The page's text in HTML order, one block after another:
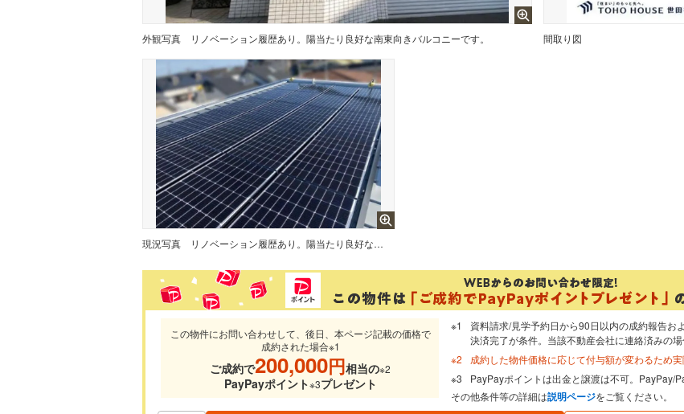
外観写真 リノベーション履歴あり。陽当たり良好な南東向きバルコニーです。 間取り図
現況写真 リノベーション履歴あり。陽当たり良好な南東向きバルコニーです。
この物件にお問い合わせして、後日、本ページ記載の価格で
成約された場合※1
ご成約で200,000円相当の※2
PayPayポイント※3プレゼント
資料請求/見学予約日から90日以内の成約報告
決済完了が条件。当該不動産会社に連絡済みの場
成約した物件価格に応じて付与額が変わるため
PayPayポイントは出金と譲渡は不可。PayPay/
その他条件等の詳細は説明ページをご覧ください。